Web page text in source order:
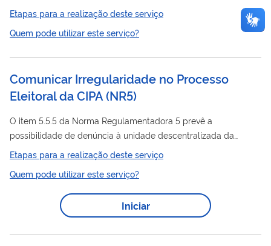
tecnologia. Para ingressar nos cursos ofertados, o interessado
disponibilizado por meio de Edital de Seleção. Conheça a
descrição e a modalidade dos nossos cursos em nosso site .
Etapas para a realização deste serviço
Quem pode utilizar este serviço?
Comunicar Irregularidade no Processo
Eleitoral da CIPA (NR5)
O item 5.5.5 da Norma Regulamentadora 5 prevê a
possibilidade de denúncia à unidade descentralizada da
Inspeção do Trabalho, de irregularidade ocorrida no
CIPA, até 30 (trinta) dias após a data da divulgação do
resultado da eleição da CIPA.
Etapas para a realização deste serviço
Quem pode utilizar este serviço?
Iniciar